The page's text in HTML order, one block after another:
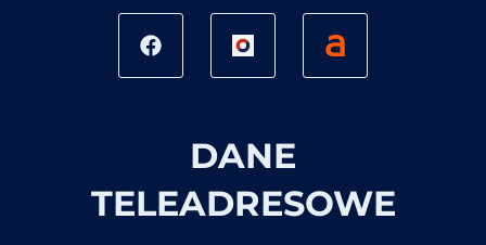
DANE
TELEADRESOWE